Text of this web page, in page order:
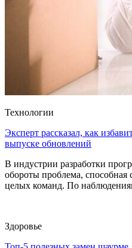
Технологии
Эксперт рассказал, как
выпуске обновлений
В индустрии разработки
обороты проблема, способная
целых команд. По
Здоровье